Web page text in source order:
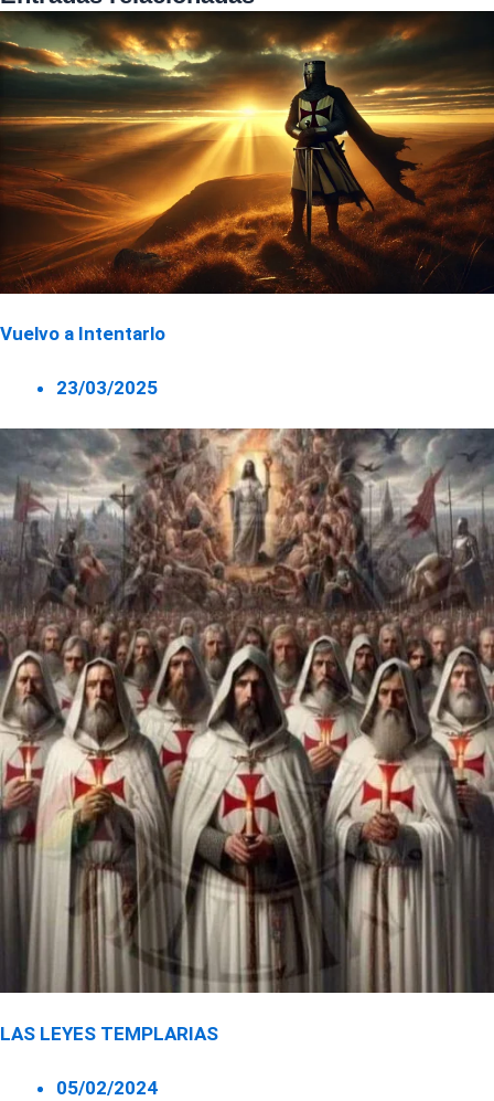
Vuelvo a Intentarlo
23/03/2025
LAS LEYES TEMPLARIAS
05/02/2024